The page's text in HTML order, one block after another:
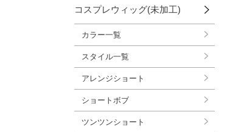
コスプレウィッグ(未加工)
カラー一覧
スタイル一覧
アレンジショート
ショートボブ
ツンツンショート